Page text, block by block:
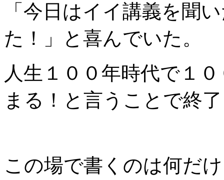
「今日はイイ講義を聞
た！」と喜んでいた。
人生１００年時代で１
まる！と言うことで終
この場で書くのは何だ